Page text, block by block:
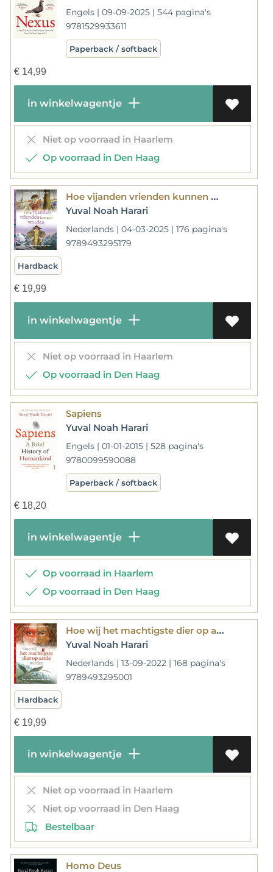
Engels | 09-09-2025 | 544 pagina's
9781529933611
Paperback / softback
€14,99
in winkelwagentje
Niet op voorraad in Haarlem
Op voorraad in Den Haag
Hoe vijanden vrienden kunnen worden
Yuval Noah Harari
Nederlands | 04-03-2025 | 176 pagina's
9789493295179
Hardback
€19,99
in winkelwagentje
Niet op voorraad in Haarlem
Op voorraad in Den Haag
Sapiens
Yuval Noah Harari
Engels | 01-01-2015 | 528 pagina's
9780099590088
Paperback / softback
€18,20
in winkelwagentje
Op voorraad in Haarlem
Op voorraad in Den Haag
Hoe wij het machtigste dier op aarde werden
Yuval Noah Harari
Nederlands | 13-09-2022 | 168 pagina's
9789493295001
Hardback
€19,99
in winkelwagentje
Niet op voorraad in Haarlem
Niet op voorraad in Den Haag
Bestelbaar
Homo Deus